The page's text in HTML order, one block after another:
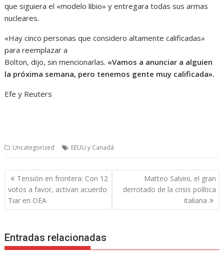
que siguiera el «modelo libio» y entregara todas sus armas
nucleares.
«Hay cinco personas que considero altamente calificadas»
para reemplazar a
Bolton, dijo, sin mencionarlas. «Vamos a anunciar a alguien
la próxima semana, pero tenemos gente muy calificada».
Efe y Reuters
Uncategorized EEUU y Canadá
Navegación
de
entradas
Tensión en frontera: Con 12
votos a favor, activan acuerdo
Tiar en OEA
Matteo Salvini, el gran
derrotado de la crisis política
italiana
Entradas relacionadas